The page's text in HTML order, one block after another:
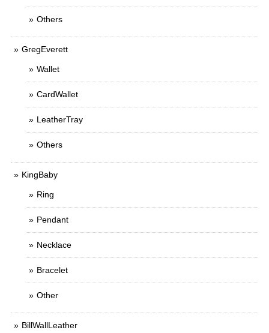
Others
GregEverett
Wallet
CardWallet
LeatherTray
Others
KingBaby
Ring
Pendant
Necklace
Bracelet
Other
BillWallLeather